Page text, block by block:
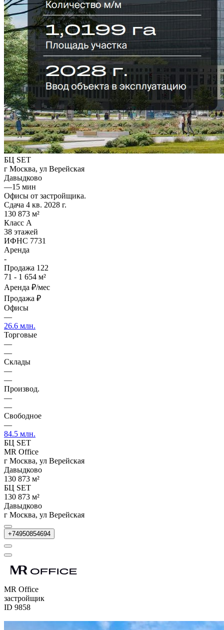
БЦ SET
г Москва, ул Верейская
Давыдково
—15 мин
Офисы от застройщика.
Сдача 4 кв. 2028 г.
130 873 м²
Класс A
38 этажей
ИФНС 7731
Аренда
-
Продажа 122
71 - 1 654 м²
Аренда ₽/мес
Продажа ₽
Офисы
—
26.6 млн.
Торговые
—
—
Склады
—
—
Производ.
—
—
Свободное
—
84.5 млн.
БЦ SET
MR Office
г Москва, ул Верейская
Давыдково
130 873 м²
БЦ SET
130 873 м²
Давыдково
г Москва, ул Верейская
+74950854694
MR Office
застройщик
ID 9858